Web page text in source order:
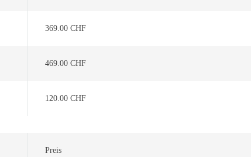
369.00 CHF
469.00 CHF
120.00 CHF
Preis